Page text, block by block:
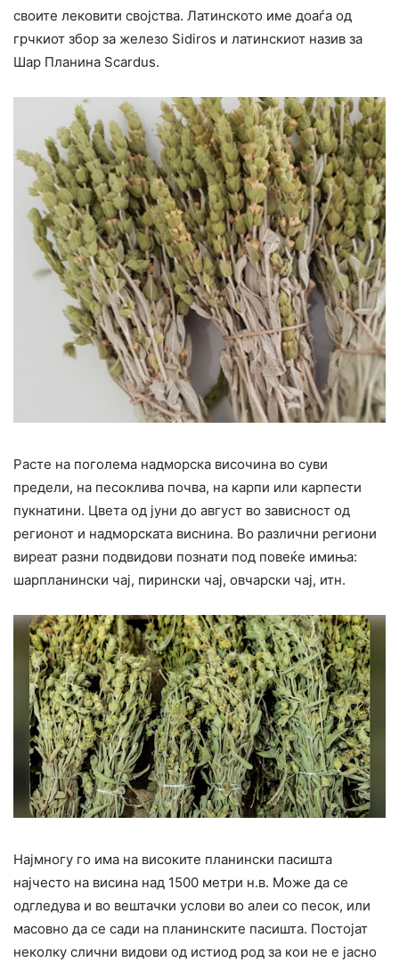
своите лековити својства. Латинското име доаѓа од
грчкиот збор за железо Sidiros и латинскиот назив за
Шар Планина Scardus.
Расте на поголема надморска височина во суви
предели, на песоклива почва, на карпи или карпести
пукнатини. Цвета од јуни до август во зависност од
регионот и надморската виснина. Во различни региони
виреат разни подвидови познати под повеќе имиња:
шарпланински чај, пирински чај, овчарски чај, итн.
Најмногу го има на високите планински пасишта
најчесто на висина над 1500 метри н.в. Може да се
одгледува и во вештачки услови во алеи со песок, или
масовно да се сади на планинските пасишта. Постојат
неколку слични видови од истиод род за кои не е јасно